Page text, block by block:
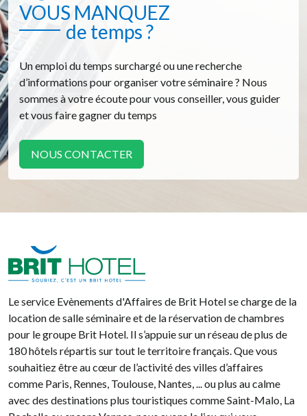
VOUS MANQUEZ
de temps ?
Un emploi du temps surchargé ou une recherche
d’informations pour organiser votre séminaire ? Nous
sommes à votre écoute pour vous conseiller, vous guider
et vous faire gagner du temps
NOUS CONTACTER
Brit Hotel
Le service Evènements d'Affaires de Brit Hotel se charge de la
location de salle séminaire et de la réservation de chambres
pour le groupe Brit Hotel. Il s’appuie sur un réseau de plus de
180 hôtels répartis sur tout le territoire français. Que vous
souhaitiez être au cœur de l’activité des villes d’affaires
comme Paris, Rennes, Toulouse, Nantes, ... ou plus au calme
avec des destinations plus touristiques comme Saint-Malo, La